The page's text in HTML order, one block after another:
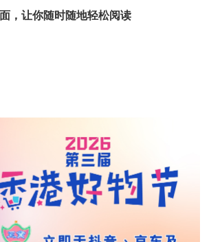
，让你随时随地轻松阅读